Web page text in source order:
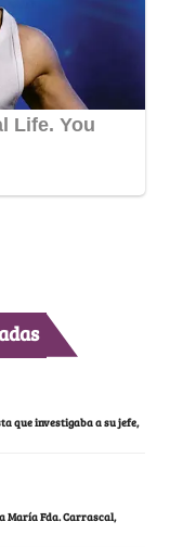
que investigaba a su jefe,
María Fda. Carrascal,